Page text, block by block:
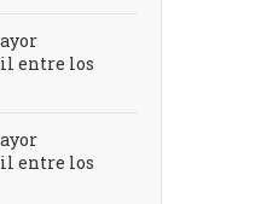
entre los
entre los